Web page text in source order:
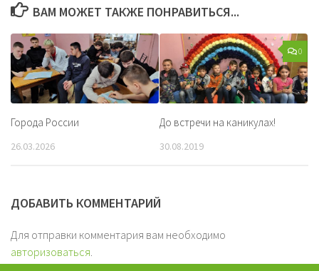
ВАМ МОЖЕТ ТАКЖЕ ПОНРАВИТЬСЯ...
Города России
26.03.2026
0
До встречи на каникулах!
30.08.2019
ДОБАВИТЬ КОММЕНТАРИЙ
Для отправки комментария вам необходимо
авторизоваться